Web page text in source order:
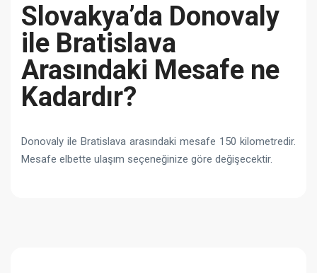
Slovakya’da Donovaly
ile Bratislava
Arasındaki Mesafe ne
Kadardır?
Donovaly ile Bratislava arasındaki mesafe 150 kilometredir.
Mesafe elbette ulaşım seçeneğinize göre değişecektir.